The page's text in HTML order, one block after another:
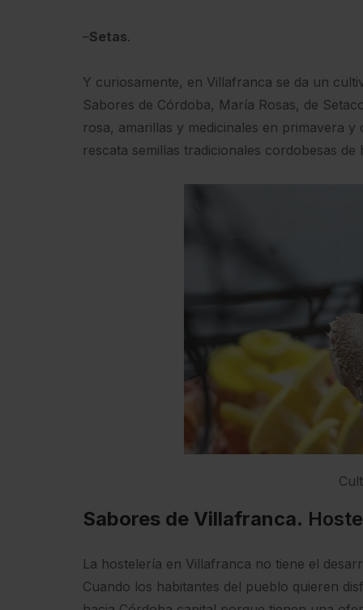
–Setas.
Y curiosamente, en Villafranca se da un
Sabores de Córdoba, María Rosas, de
rosa, amarillas y medicinales en primavera
rescata semillas tradicionales cordobesas de
Sabores de Villafranca.
La hostelería en Villafranca no tiene el
Cuando los habitantes del pueblo quieren